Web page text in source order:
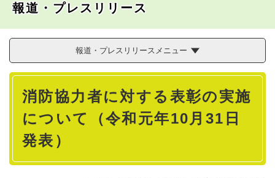
報道・プレスリリース
報道・プレスリリースメニュー
本
消防協力者に対する表彰の実施
について（令和元年10月31日
発表）